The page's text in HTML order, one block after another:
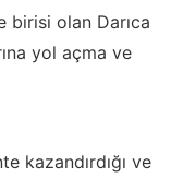
birisi olan Darıca
yol açma ve
kazandırdığı ve